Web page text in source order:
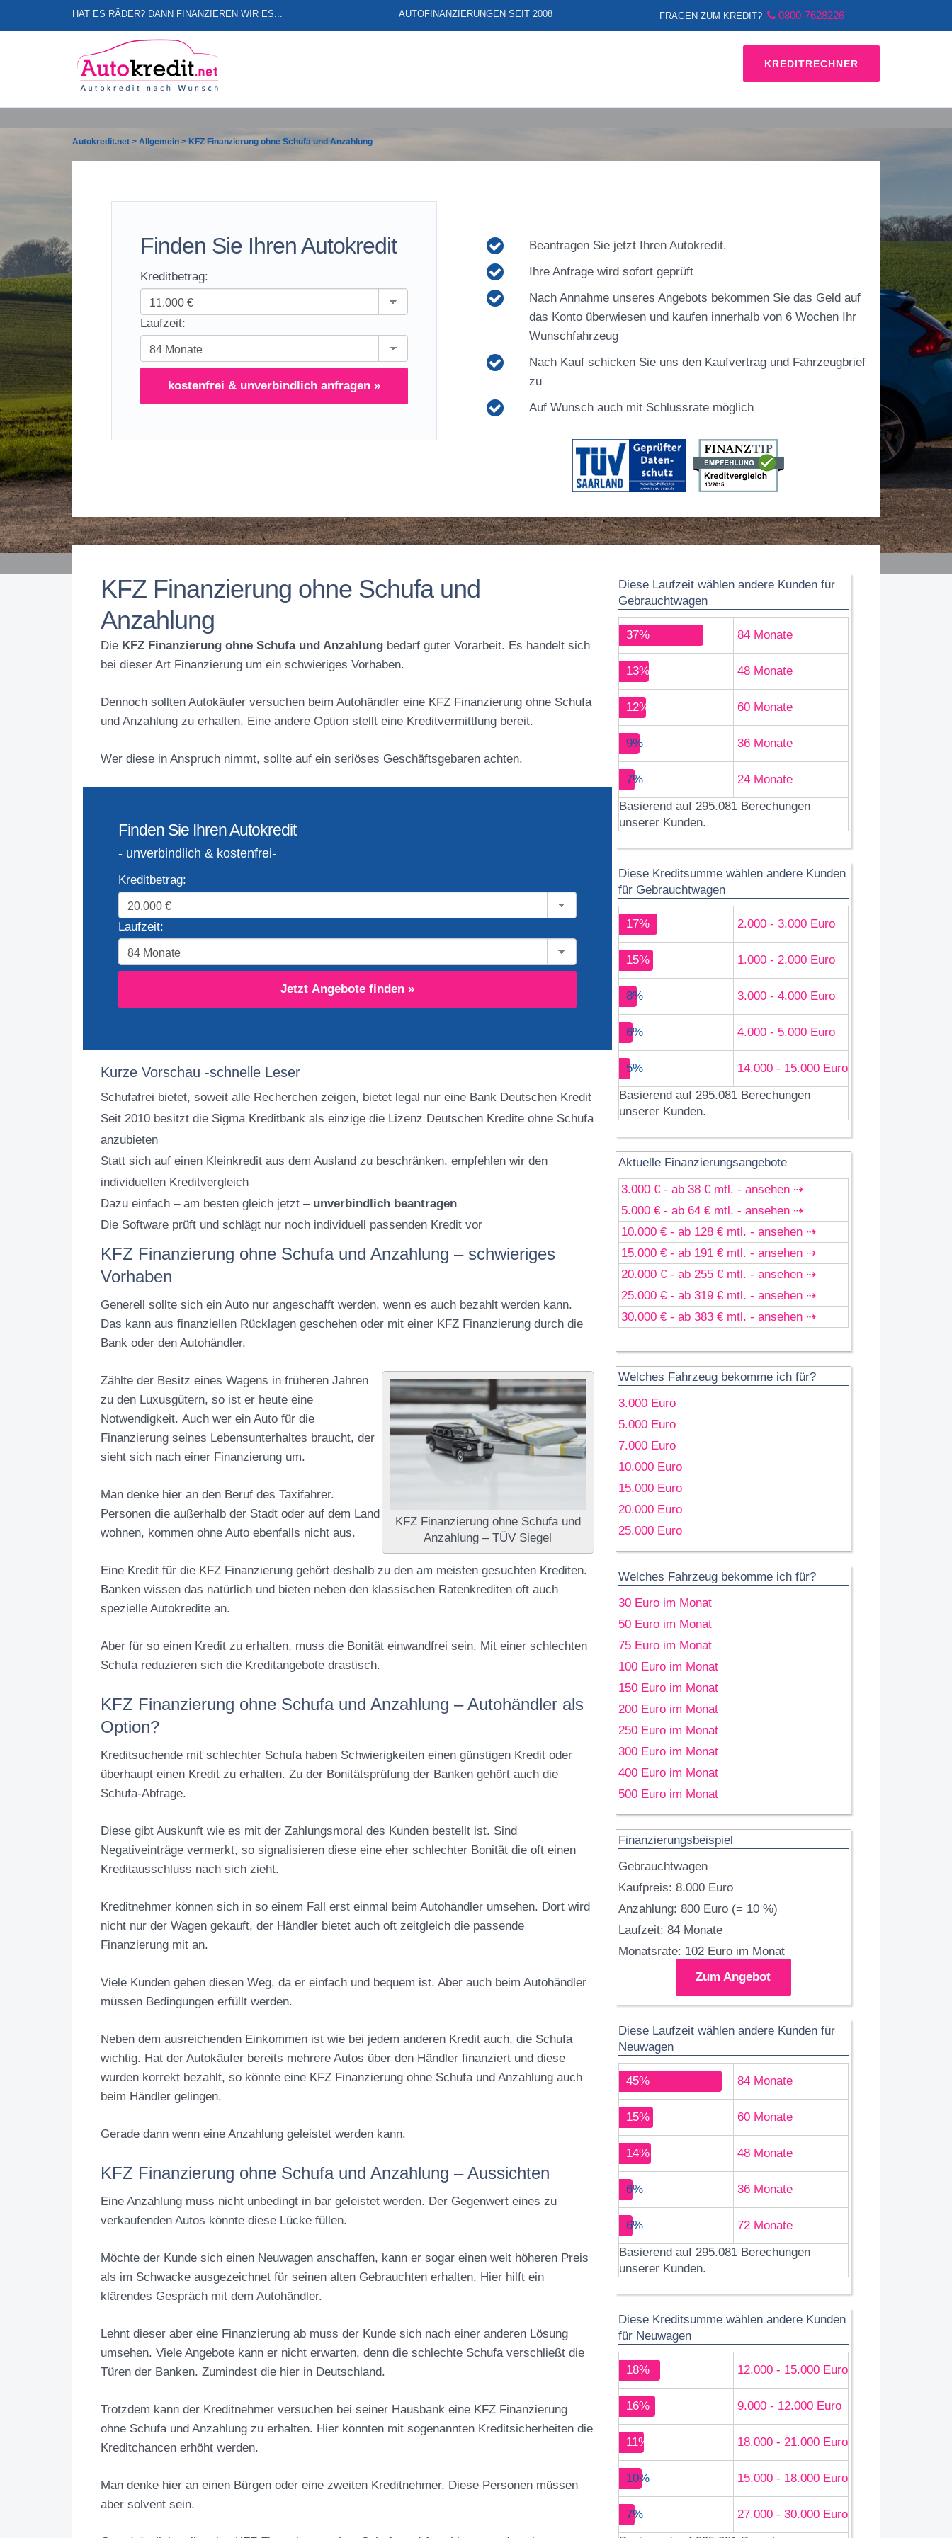
HAT ES RÄDER? DANN FINANZIEREN WIR ES... AUTOFINANZIERUNGEN SEIT 2008 FRAGEN ZUM KREDIT? 0800-7628226
KREDITRECHNER
Autokredit.net > Allgemein > KFZ Finanzierung ohne Schufa und Anzahlung
Finden Sie Ihren Autokredit
Kreditbetrag:
Laufzeit:
kostenfrei & unverbindlich anfragen »
Beantragen Sie jetzt Ihren Autokredit.
Ihre Anfrage wird sofort geprüft
Nach Annahme unseres Angebots bekommen Sie das Geld auf
das Konto überwiesen und kaufen innerhalb von 6 Wochen Ihr
Wunschfahrzeug
Nach Kauf schicken Sie uns den Kaufvertrag und Fahrzeugbrief
zu
Auf Wunsch auch mit Schlussrate möglich
KFZ Finanzierung ohne Schufa und
Anzahlung
Die KFZ Finanzierung ohne Schufa und Anzahlung bedarf guter Vorarbeit. Es handelt sich
bei dieser Art Finanzierung um ein schwieriges Vorhaben.
Dennoch sollten Autokäufer versuchen beim Autohändler eine KFZ Finanzierung ohne Schufa
und Anzahlung zu erhalten. Eine andere Option stellt eine Kreditvermittlung bereit.
Wer diese in Anspruch nimmt, sollte auf ein seriöses Geschäftsgebaren achten.
Finden Sie Ihren Autokredit
- unverbindlich & kostenfrei-
Kreditbetrag:
Laufzeit:
Jetzt Angebote finden »
Kurze Vorschau -schnelle Leser
Schufafrei bietet, soweit alle Recherchen zeigen, bietet legal nur eine Bank Deutschen Kredit
Seit 2010 besitzt die Sigma Kreditbank als einzige die Lizenz Deutschen Kredite ohne Schufa
anzubieten
Statt sich auf einen Kleinkredit aus dem Ausland zu beschränken, empfehlen wir den
individuellen Kreditvergleich
Dazu einfach – am besten gleich jetzt – unverbindlich beantragen
Die Software prüft und schlägt nur noch individuell passenden Kredit vor
KFZ Finanzierung ohne Schufa und Anzahlung – schwieriges
Vorhaben
Generell sollte sich ein Auto nur angeschafft werden, wenn es auch bezahlt werden kann.
Das kann aus finanziellen Rücklagen geschehen oder mit einer KFZ Finanzierung durch die
Bank oder den Autohändler.
KFZ Finanzierung ohne Schufa und
Anzahlung – TÜV Siegel
Zählte der Besitz eines Wagens in früheren Jahren
zu den Luxusgütern, so ist er heute eine
Notwendigkeit. Auch wer ein Auto für die
Finanzierung seines Lebensunterhaltes braucht, der
sieht sich nach einer Finanzierung um.
Man denke hier an den Beruf des Taxifahrer.
Personen die außerhalb der Stadt oder auf dem Land
wohnen, kommen ohne Auto ebenfalls nicht aus.
Eine Kredit für die KFZ Finanzierung gehört deshalb zu den am meisten gesuchten Krediten.
Banken wissen das natürlich und bieten neben den klassischen Ratenkrediten oft auch
spezielle Autokredite an.
Aber für so einen Kredit zu erhalten, muss die Bonität einwandfrei sein. Mit einer schlechten
Schufa reduzieren sich die Kreditangebote drastisch.
KFZ Finanzierung ohne Schufa und Anzahlung – Autohändler als
Option?
Kreditsuchende mit schlechter Schufa haben Schwierigkeiten einen günstigen Kredit oder
überhaupt einen Kredit zu erhalten. Zu der Bonitätsprüfung der Banken gehört auch die
Schufa-Abfrage.
Diese gibt Auskunft wie es mit der Zahlungsmoral des Kunden bestellt ist. Sind
Negativeinträge vermerkt, so signalisieren diese eine eher schlechter Bonität die oft einen
Kreditausschluss nach sich zieht.
Kreditnehmer können sich in so einem Fall erst einmal beim Autohändler umsehen. Dort wird
nicht nur der Wagen gekauft, der Händler bietet auch oft zeitgleich die passende
Finanzierung mit an.
Viele Kunden gehen diesen Weg, da er einfach und bequem ist. Aber auch beim Autohändler
müssen Bedingungen erfüllt werden.
Neben dem ausreichenden Einkommen ist wie bei jedem anderen Kredit auch, die Schufa
wichtig. Hat der Autokäufer bereits mehrere Autos über den Händler finanziert und diese
wurden korrekt bezahlt, so könnte eine KFZ Finanzierung ohne Schufa und Anzahlung auch
beim Händler gelingen.
Gerade dann wenn eine Anzahlung geleistet werden kann.
KFZ Finanzierung ohne Schufa und Anzahlung – Aussichten
Eine Anzahlung muss nicht unbedingt in bar geleistet werden. Der Gegenwert eines zu
verkaufenden Autos könnte diese Lücke füllen.
Möchte der Kunde sich einen Neuwagen anschaffen, kann er sogar einen weit höheren Preis
als im Schwacke ausgezeichnet für seinen alten Gebrauchten erhalten. Hier hilft ein
klärendes Gespräch mit dem Autohändler.
Lehnt dieser aber eine Finanzierung ab muss der Kunde sich nach einer anderen Lösung
umsehen. Viele Angebote kann er nicht erwarten, denn die schlechte Schufa verschließt die
Türen der Banken. Zumindest die hier in Deutschland.
Trotzdem kann der Kreditnehmer versuchen bei seiner Hausbank eine KFZ Finanzierung
ohne Schufa und Anzahlung zu erhalten. Hier könnten mit sogenannten Kreditsicherheiten die
Kreditchancen erhöht werden.
Man denke hier an einen Bürgen oder eine zweiten Kreditnehmer. Diese Personen müssen
aber solvent sein.
Diese Laufzeit wählen andere Kunden für
Gebrauchtwagen
37% 84 Monate
13% 48 Monate
12% 60 Monate
9% 36 Monate
7%
24 Monate
Basierend auf 295.081 Berechungen
unserer Kunden.
Diese Kreditsumme wählen andere Kunden
für Gebrauchtwagen
17% 2.000 - 3.000 Euro
15% 1.000 - 2.000 Euro
8% 3.000 - 4.000 Euro
6% 4.000 - 5.000 Euro
5%
14.000 - 15.000 Euro
Basierend auf 295.081 Berechungen
unserer Kunden.
Aktuelle Finanzierungsangebote
3.000 € - ab 38 € mtl. - ansehen ⇢
5.000 € - ab 64 € mtl. - ansehen ⇢
10.000 € - ab 128 € mtl. - ansehen ⇢
15.000 € - ab 191 € mtl. - ansehen ⇢
20.000 € - ab 255 € mtl. - ansehen ⇢
25.000 € - ab 319 € mtl. - ansehen ⇢
30.000 € - ab 383 € mtl. - ansehen ⇢
Welches Fahrzeug bekomme ich für?
3.000 Euro
5.000 Euro
7.000 Euro
10.000 Euro
15.000 Euro
20.000 Euro
25.000 Euro
Welches Fahrzeug bekomme ich für?
30 Euro im Monat
50 Euro im Monat
75 Euro im Monat
100 Euro im Monat
150 Euro im Monat
200 Euro im Monat
250 Euro im Monat
300 Euro im Monat
400 Euro im Monat
500 Euro im Monat
Finanzierungsbeispiel
Gebrauchtwagen
Kaufpreis: 8.000 Euro
Anzahlung: 800 Euro (= 10 %)
Laufzeit: 84 Monate
Monatsrate: 102 Euro im Monat
Zum Angebot
Diese Laufzeit wählen andere Kunden für
Neuwagen
45% 84 Monate
15% 60 Monate
14% 48 Monate
6% 36 Monate
6%
72 Monate
Basierend auf 295.081 Berechungen
unserer Kunden.
Diese Kreditsumme wählen andere Kunden
für Neuwagen
18% 12.000 - 15.000 Euro
16% 9.000 - 12.000 Euro
11% 18.000 - 21.000 Euro
10% 15.000 - 18.000 Euro
7%
27.000 - 30.000 Euro